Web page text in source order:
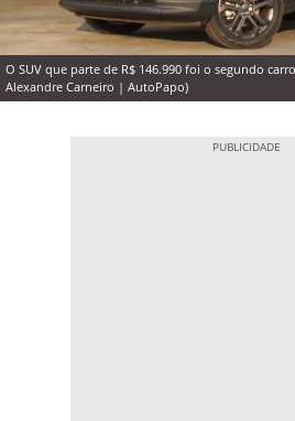
O SUV que parte de R$ 146.990 foi o segundo
Alexandre Carneiro | AutoPapo)